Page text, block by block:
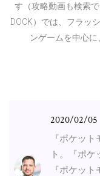
す（攻略動画も検索
DOCK）では、フラッ
ンゲームを中心
2020/02/05
『ポケッ
ト。『ポケ
『ポケッ